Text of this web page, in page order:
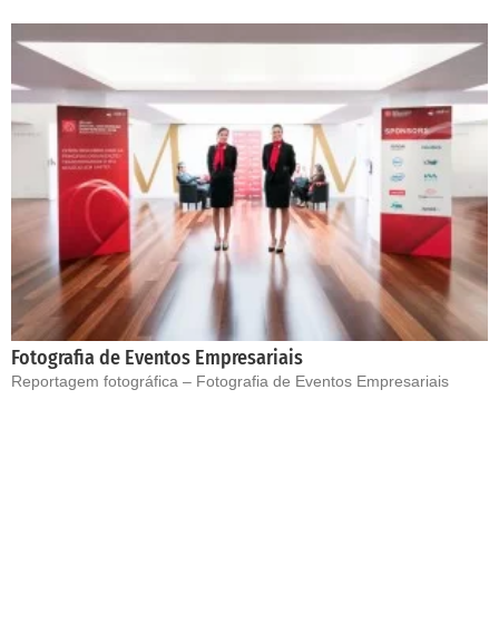
Fotografia de Eventos Empresariais
Reportagem fotográfica – Fotografia de Eventos Empresariais